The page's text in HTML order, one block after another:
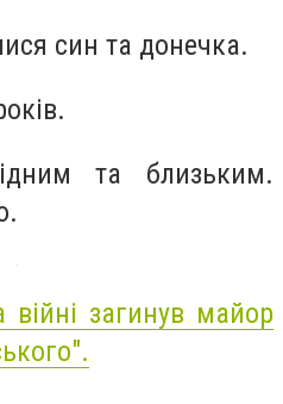
син та донечка.
та близьким.
війні загинув майор